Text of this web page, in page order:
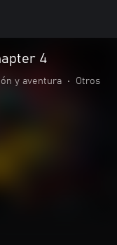
4
y aventura •
Otros